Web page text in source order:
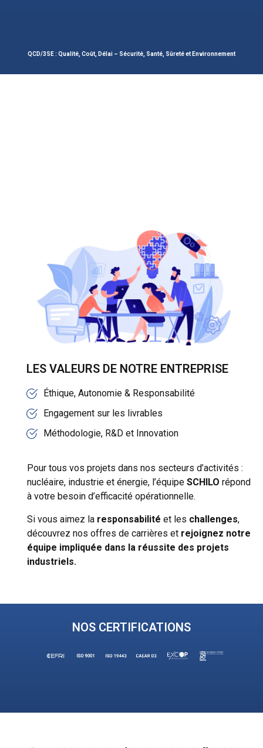
QCD/3SE : Qualité, Coût, Délai – Sécurité, Santé, Sûreté et Environnement
LES VALEURS DE NOTRE ENTREPRISE
Éthique, Autonomie & Responsabilité
Engagement sur les livrables
Méthodologie, R&D et Innovation
Pour tous vos projets dans nos secteurs d’activités :
nucléaire, industrie et énergie, l’équipe SCHILO répond
à votre besoin d’efficacité opérationnelle.
Si vous aimez la responsabilité et les challenges,
découvrez nos offres de carrières et rejoignez notre
équipe impliquée dans la réussite des projets
industriels.
NOS CERTIFICATIONS